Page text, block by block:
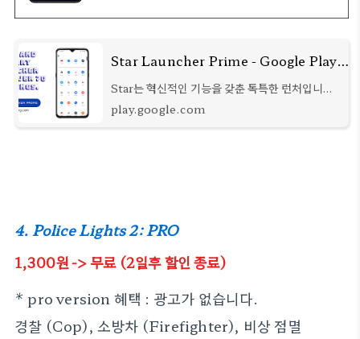
Star Launcher Prime - Google Play 앱
Star는 혁신적인 기능을 갖춘 독특한 런처입니다.
빠르고 스마트하고 빠르게
play.google.com
4. Police Lights 2: PRO
1,300원 -> 무료 (2일후 할인 종료)
* pro version 혜택 : 광고가 없습니다.
경찰 (Cop), 소방차 (Firefighter), 비상 점멸